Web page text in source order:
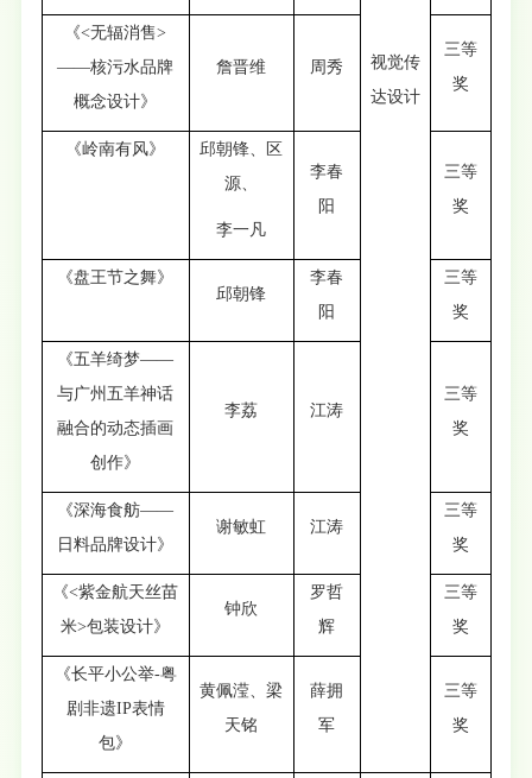
视觉传
达设计
《<无辐消售>
——核污水品牌
概念设计》
詹晋维 周秀
三等
奖
《岭南有风》
邱朝锋、区
源、
李一凡
李春
阳
三等
奖
《盘王节之舞》
邱朝锋
李春
阳
三等
奖
《五羊绮梦——
与广州五羊神话
融合的动态插画
创作》
李荔 江涛
三等
奖
《深海食舫——
日料品牌设计》
谢敏虹 江涛
三等
奖
《<紫金航天丝苗
米>包装设计》
钟欣
罗哲
辉
三等
奖
《长平小公举-粤
剧非遗IP表情
包》
黄佩滢、梁
天铭
薛拥
军
三等
奖